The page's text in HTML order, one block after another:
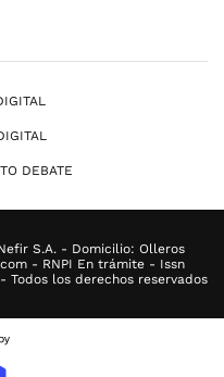
DEBATE
S.A. - Domicilio: Olleros
- RNPI En trámite - Issn
Todos los derechos reservados